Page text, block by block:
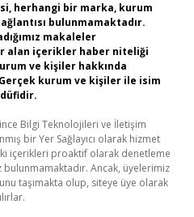
herhangi bir marka, kurum
bulunmamaktadır.
makaleler
alan içerikler haber niteliği
ve kişiler hakkında
kurum ve kişiler ile isim
Bilgi Teknolojileri ve İletişim
bir Yer Sağlayıcı olarak hizmet
içerikleri proaktif olarak denetleme
Ancak, üyelerimiz
taşımakta olup, siteye üye olarak